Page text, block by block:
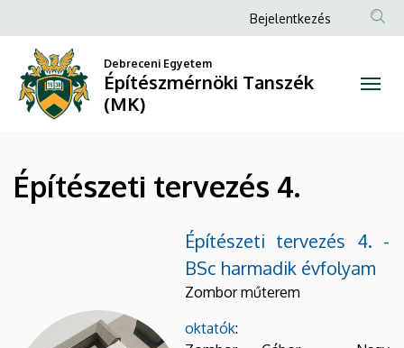
tervezés
4.
Építészmérnöki
Tanszék
a
tartalomra
Anonim
menüje
Bejelentkezés
Debreceni Egyetem
Építészmérnöki Tanszék
(MK)
Építészeti tervezés 4.
Építészeti tervezés 4. -
BSc harmadik évfolyam
Zombor műterem
oktatók: